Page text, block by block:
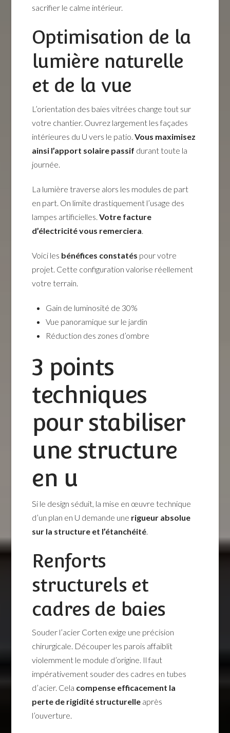
sacrifier le calme intérieur.
Optimisation de la
lumière naturelle
et de la vue
L’orientation des baies vitrées change tout sur
votre chantier. Ouvrez largement les façades
intérieures du U vers le patio.Vous maximisez
ainsi l’apport solaire passif durant toute la
journée.
La lumière traverse alors les modules de part
en part. On limite drastiquement l’usage des
lampes artificielles.Votre facture
d’électricité vous remerciera
Voici les bénéfices constatés pour votre
projet. Cette configuration valorise réellement
votre terrain.
Gain de luminosité de 30%
Vue panoramique sur le jardin
Réduction des zones d’ombre
3 points
techniques
pour stabiliser
une structure
en u
Si le design séduit, la mise en œuvre technique
d’un plan en U demande une rigueur absolue
sur la structure et l’étanchéité
Renforts
structurels et
cadres de baies
Souder l’acier Corten exige une précision
chirurgicale. Découper les parois affaiblit
violemment le module d’origine. Il faut
impérativement souder des cadres en tubes
d’acier. Cela compense efficacement la
perte de rigidité structurelle après
l’ouverture.